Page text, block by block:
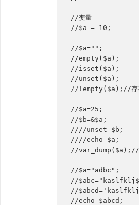
//变量
//$a = 10;
//$a="";
//empty($a);
//isset($a);
//unset($a);
//!empty($a);//存在
//$a=25;
//$b=&$a;
////unset $b;
////echo $a;
//var_dump($a);//
//$a="adbc";
//
//
//echo $abcd;